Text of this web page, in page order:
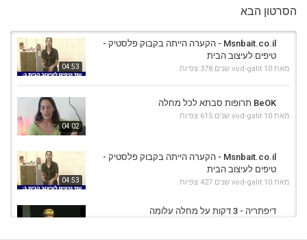
הסרטון הבא
04:53
Msnbait.co.il - הקערה הייתה בקבוק פלסטיק -
טיפים לעיצוב הבית
מאת vod-galit 10 שנים 378 צפיות
04:02
BeOK תרופות סבתא לכל מחלה
מאת vod-galit 10 שנים 615 צפיות
04:53
Msnbait.co.il - הקערה הייתה בקבוק פלסטיק -
טיפים לעיצוב הבית
מאת vod-galit 10 שנים 427 צפיות
דיפתריה - 3 דקות על מחלה עלומה